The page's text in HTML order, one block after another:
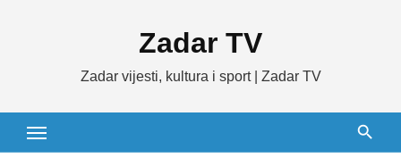
Zadar TV
Zadar vijesti, kultura i sport | Zadar TV